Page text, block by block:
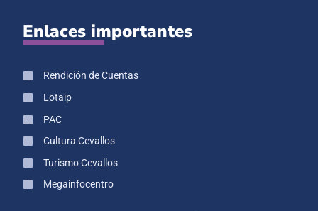
Enlaces importantes
Rendición de Cuentas
Lotaip
PAC
Cultura Cevallos
Turismo Cevallos
Megainfocentro